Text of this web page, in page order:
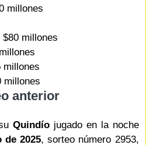
millones
millones
millones
millones
anterior
Quindíojugado en la noche
de 2025, sorteo número 2953,